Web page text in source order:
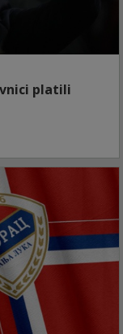
platili